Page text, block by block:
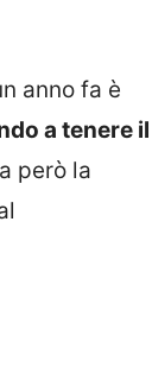
anno fa è
a tenere il
però la